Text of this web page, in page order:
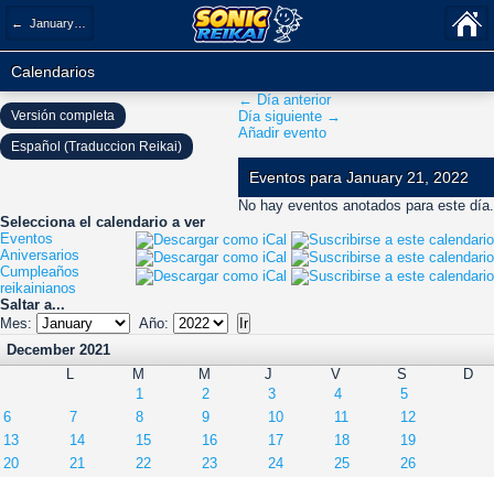
← January 2022
Calendarios
← Día anterior
Día siguiente →
Añadir evento
Eventos para January 21, 2022
No hay eventos anotados para este día.
Selecciona el calendario a ver
Eventos
Aniversarios
Cumpleaños
reikainianos
Saltar a...
Mes:
Año:
December 2021
L
M M J V S
D
1
2 3 4
5
6
7 8 9 10 11
12
13
14 15 16 17 18
19
20
21 22 23 24 25
26
Versión completa
Español (Traduccion Reikai)